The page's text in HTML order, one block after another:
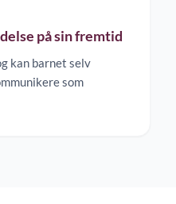
på sin fremtid
kan barnet selv
som